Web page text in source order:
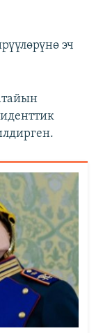
эч